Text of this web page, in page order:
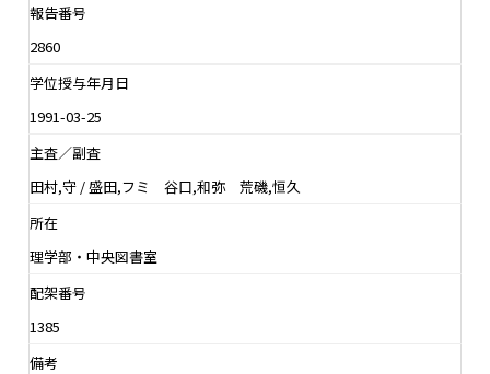
報告番号
2860
学位授与年月日
1991-03-25
主査／副査
田村,守 / 盛田,フミ 谷口,和弥 荒磯,恒久
所在
理学部・中央図書室
配架番号
1385
備考